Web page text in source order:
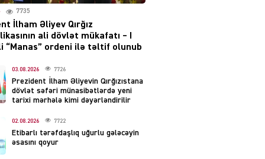
Ekranlardan uzaq qalan
məşhur aktrisanın yeni
çıxdı
04.08.2026 2149
Hüseyn Həsənov haqqında
həbs qərarı verildi –
Milyonluq əmlakı müsadirə
7735
İlham Əliyev Qırğız
ali dövlət mükafatı – I
“Manas” ordeni ilə təltif olunub
03.08.2026 7726
Prezident İlham Əliyevin Qırğızıstana
dövlət səfəri münasibətlərdə yeni
tarixi mərhələ kimi dəyərləndirilir
02.08.2026 7722
Etibarlı tərəfdaşlıq uğurlu gələcəyin
əsasını qoyur